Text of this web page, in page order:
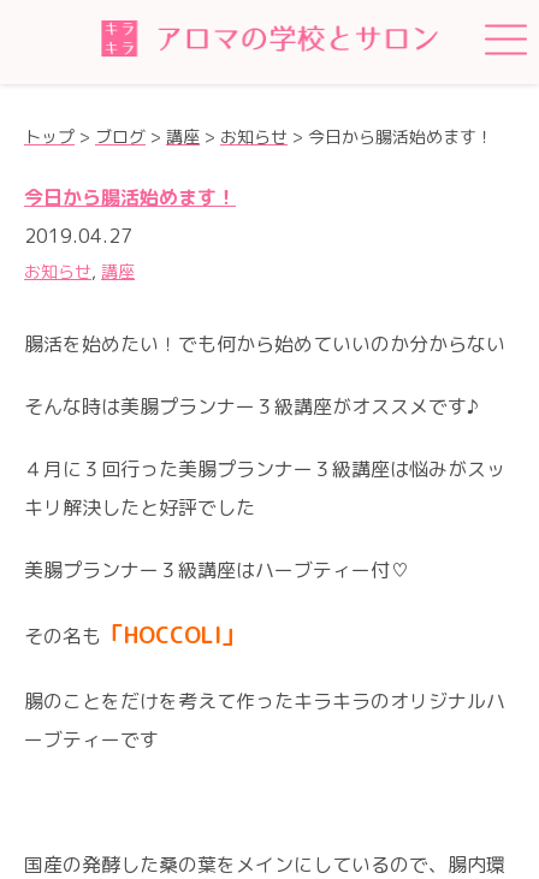
トップ > ブログ > 講座 > お知らせ > 今日から腸活始めます！
今日から腸活始めます！
2019.04.27
お知らせ, 講座
腸活を始めたい！でも何から始めていいのか分からない
そんな時は美腸プランナー３級講座がオススメです♪
４月に３回行った美腸プランナー３級講座は悩みがスッ
キリ解決したと好評でした
美腸プランナー３級講座はハーブティー付♡
その名も 「HOCCOLI」
腸のことをだけを考えて作ったキラキラのオリジナルハ
ーブティーです
国産の発酵した桑の葉をメインにしているので、腸内環